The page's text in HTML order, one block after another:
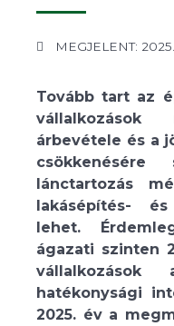
MEGJELENT:
Tovább tart az
árbevétele és a
lánctartozás
lakásépítés-
lehet.
ágazati szinten
hatékonysági
2025. év a